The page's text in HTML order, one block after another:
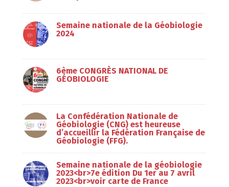
Semaine nationale de la Géobiologie
2024
6ème CONGRÈS NATIONAL DE
GÉOBIOLOGIE
La Confédération Nationale de
Géobiologie (CNG) est heureuse
d’accueillir la Fédération Française de
Géobiologie (FFG).
Semaine nationale de la géobiologie
2023<br>7e édition Du 1er au 7 avril
2023<br>voir carte de France